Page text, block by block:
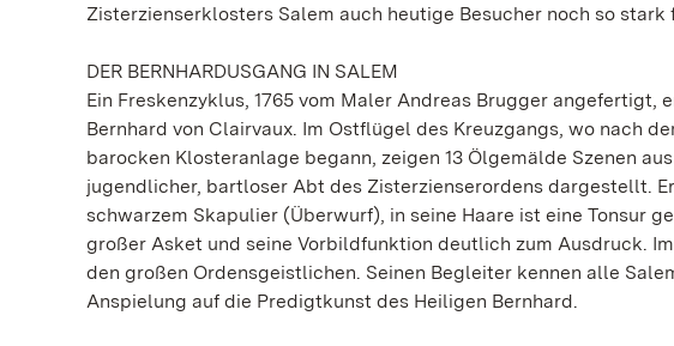
Zisterzienserklosters Salem auch heutige Besucher noch so stark
DER BERNHARDUSGANG IN SALEM
Ein Freskenzyklus, 1765 vom Maler Andreas Brugger angefertigt,
Bernhard von Clairvaux. Im Ostflügel des Kreuzgangs, wo nach
barocken Klosteranlage begann, zeigen 13 Ölgemälde Szenen
jugendlicher, bartloser Abt des Zisterzienserordens dargestellt.
schwarzem Skapulier (Überwurf), in seine Haare ist eine Tonsur
großer Asket und seine Vorbildfunktion deutlich zum Ausdruck.
den großen Ordensgeistlichen. Seinen Begleiter kennen alle
Anspielung auf die Predigtkunst des Heiligen Bernhard.